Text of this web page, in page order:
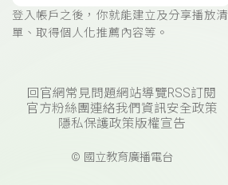
登入帳戶之後，你就能建立及分享播放清
單、取得個人化推薦內容等。
回官網常見問題網站導覽RSS訂閱
官方粉絲團連絡我們 資訊安全政策
隱私保護政策版權宣告
© 國立教育廣播電台